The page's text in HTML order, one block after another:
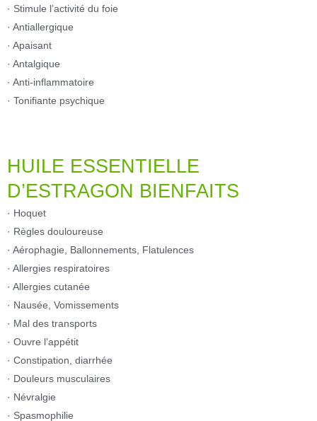
· Stimule l’activité du foie
· Antiallergique
· Apaisant
· Antalgique
· Anti-inflammatoire
· Tonifiante psychique
HUILE ESSENTIELLE
D’ESTRAGON BIENFAITS
· Hoquet
· Règles douloureuse
· Aérophagie, Ballonnements, Flatulences
· Allergies respiratoires
· Allergies cutanée
· Nausée, Vomissements
· Mal des transports
· Ouvre l’appétit
· Constipation, diarrhée
· Douleurs musculaires
· Névralgie
· Spasmophilie